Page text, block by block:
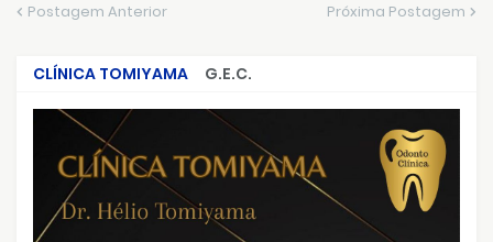
Postagem Anterior Próxima Postagem
CLÍNICA TOMIYAMA
G.E.C.
CRIMES QUE ABALARAM O BRASIL